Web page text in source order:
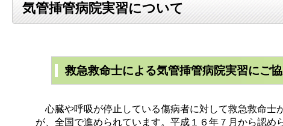
気管挿管病院実習について
救急救命士による気管挿管病院実習にご協
心臓や呼吸が停止している傷病者に対して救急救命士
が、全国で進められています。平成１６年７月から認め